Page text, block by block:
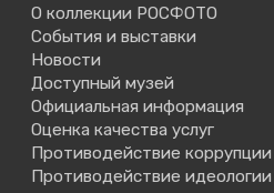
О коллекции РОСФОТО
События и выставки
Новости
Доступный музей
Официальная информация
Оценка качества услуг
Противодействие коррупции
Противодействие